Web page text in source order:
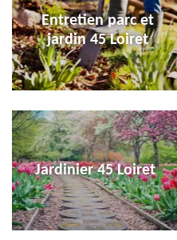
Entretien parc et
jardin 45 Loiret
Jardinier 45 Loiret